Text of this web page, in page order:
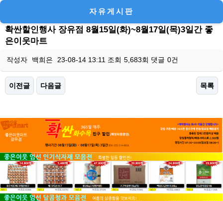
자유게시판
확싼할인행사 장유점 8월15일(화)~8월17일(목)3일간 좋
은이웃마트
작성자 백희은 23-08-14 13:11 조회 5,683회 댓글 0건
이전글 다음글 목록
본문